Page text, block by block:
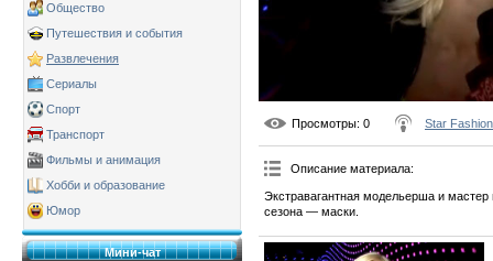
Общество
Путешествия и события
Развлечения
Сериалы
Спорт
Транспорт
Фильмы и анимация
Хобби и образование
Юмор
Мини-чат
Просмотры: 0 Star Fashion
Описание материала:
Экстравагантная модельерша и
сезона — маски.